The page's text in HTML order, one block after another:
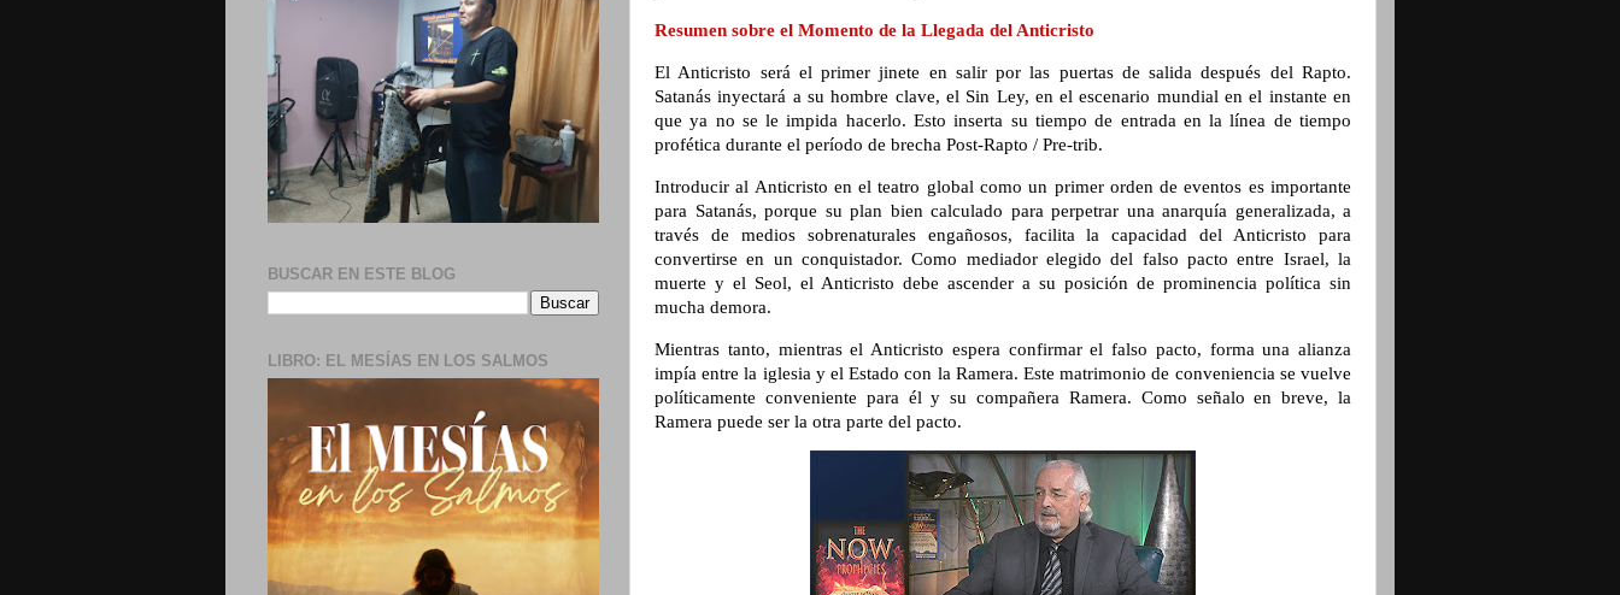
Resumen sobre el Momento de la Llegada del Anticristo
El Anticristo será el primer jinete en salir por las puertas de salida después del Rapto.
Satanás inyectará a su hombre clave, el Sin Ley, en el escenario mundial en el instante en
que ya no se le impida hacerlo. Esto inserta su tiempo de entrada en la línea de tiempo
profética durante el período de brecha Post-Rapto / Pre-trib.
Introducir al Anticristo en el teatro global como un primer orden de eventos es importante
para Satanás, porque su plan bien calculado para perpetrar una anarquía generalizada, a
través de medios sobrenaturales engañosos, facilita la capacidad del Anticristo para
convertirse en un conquistador. Como mediador elegido del falso pacto entre Israel, la
muerte y el Seol, el Anticristo debe ascender a su posición de prominencia política sin
mucha demora.
Mientras tanto, mientras el Anticristo espera confirmar el falso pacto, forma una alianza
impía entre la iglesia y el Estado con la Ramera. Este matrimonio de conveniencia se vuelve
políticamente conveniente para él y su compañera Ramera. Como señalo en breve, la
Ramera puede ser la otra parte del pacto.
BUSCAR EN ESTE BLOG
LIBRO: EL MESÍAS EN LOS SALMOS